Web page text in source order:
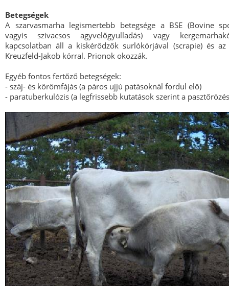
Betegségek
A szarvasmarha legismertebb betegsége a BSE (Bovine
vagyis szivacsos agyvelőgyulladás) vagy
kapcsolatban áll a kiskérődzők surlókórjával (scrapie) és
Kreuzfeld-Jakob kórral. Prionok okozzák.
Egyéb fontos fertőző betegségek:
- száj- és körömfájás (a páros ujjú patásoknál fordul elő)
- paratuberkulózis (a legfrissebb kutatások szerint a